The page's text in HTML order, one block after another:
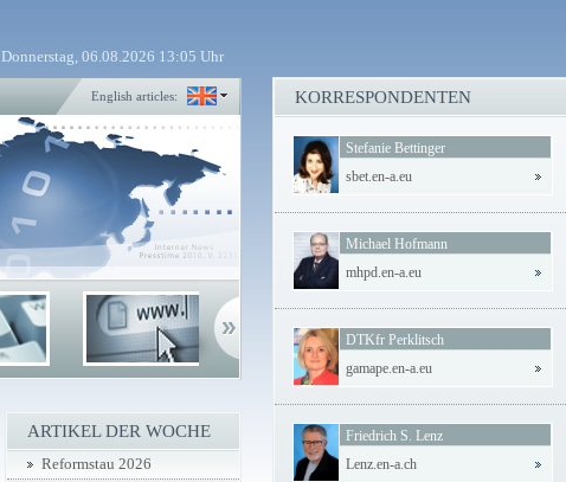
Donnerstag, 06.08.2026 13:05 Uhr
English articles:
ARTIKEL DER WOCHE
Reformstau 2026
KORRESPONDENTEN
Stefanie Bettinger
sbet.en-a.eu
Michael Hofmann
mhpd.en-a.eu
DTKfr Perklitsch
gamape.en-a.eu
Friedrich S. Lenz
Lenz.en-a.ch